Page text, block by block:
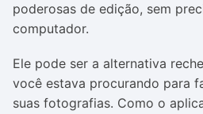
poderosas de edição, sem
computador.
Ele pode ser a alternativa
você estava procurando para
suas fotografias. Como o